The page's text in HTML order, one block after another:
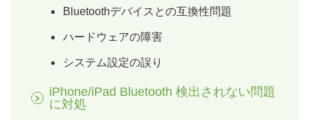
Bluetoothデバイスとの互換性問題
ハードウェアの障害
システム設定の誤り
iPhone/iPad Bluetooth 検出されない問題
に対処